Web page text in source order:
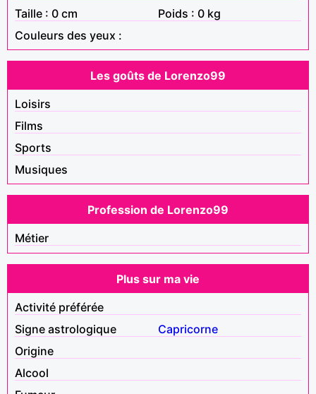
Taille : 0 cm
Poids : 0 kg
Couleurs des yeux :
Les goûts de Lorenzo99
Loisirs
Films
Sports
Musiques
Profession de Lorenzo99
Métier
Plus sur ma vie
Activité préférée
Signe astrologique
Capricorne
Origine
Alcool